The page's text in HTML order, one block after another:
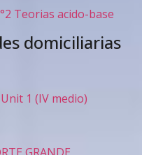
Teorias acido-base
domiciliarias
1 (IV medio)